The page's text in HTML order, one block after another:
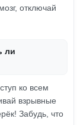
отключай
ли
ко всем
взрывные
Забудь, что